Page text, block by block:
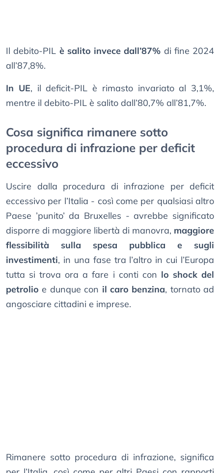
Il debito-PIL è salito invece dall’87% di fine 2024
all’87,8%.
In UE, il deficit-PIL è rimasto invariato al 3,1%,
mentre il debito-PIL è salito dall’80,7% all’81,7%.
Cosa significa rimanere sotto
procedura di infrazione per deficit
eccessivo
Uscire dalla procedura di infrazione per deficit
eccessivo per l’Italia - così come per qualsiasi altro
Paese ’punito’ da Bruxelles - avrebbe significato
disporre di maggiore libertà di manovra, maggiore
flessibilità sulla spesa pubblica e sugli
investimenti, in una fase tra l’altro in cui l’Europa
tutta si trova ora a fare i conti con lo shock del
petrolio e dunque con il caro benzina, tornato ad
angosciare cittadini e imprese.
Rimanere sotto procedura di infrazione, significa